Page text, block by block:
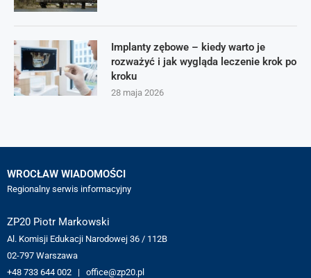
Implanty zębowe – kiedy warto je
rozważyć i jak wygląda leczenie krok po
kroku
28 maja 2026
WROCŁAW WIADOMOŚCI
Regionalny serwis informacyjny
ZP20 Piotr Markowski
Al. Komisji Edukacji Narodowej 36 / 112B
02-797 Warszawa
+48 733 644 002 | office@zp20.pl